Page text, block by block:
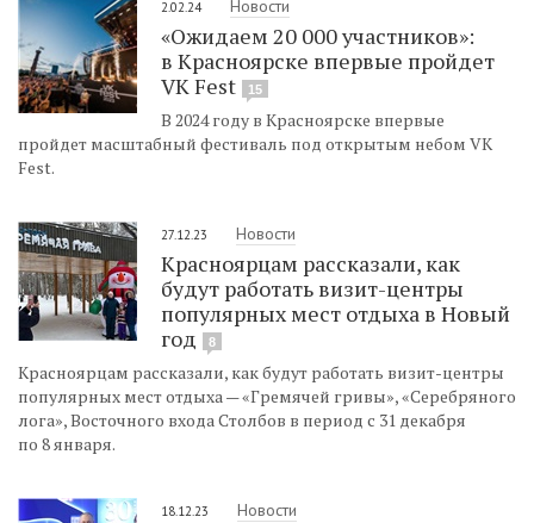
2.02.24 Новости
«Ожидаем 20 000 участников»:
в Красноярске впервые пройдет
VK Fest
15
В 2024 году в Красноярске впервые
пройдет масштабный фестиваль под открытым небом VK
Fest.
27.12.23 Новости
Красноярцам рассказали, как
будут работать визит-центры
популярных мест отдыха в Новый
год
8
Красноярцам рассказали, как будут работать визит-центры
популярных мест отдыха — «Гремячей гривы», «Серебряного
лога», Восточного входа Столбов в период с 31 декабря
по 8 января.
18.12.23 Новости